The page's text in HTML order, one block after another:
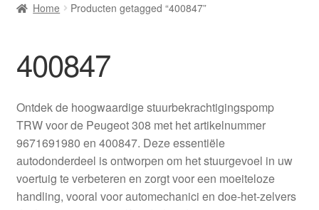
Betalingen
Contact
Kassa
Klachten
Home Producten getagged “400847”
400847
Ontdek de hoogwaardige stuurbekrachtigingspomp
TRW voor de Peugeot 308 met het artikelnummer
9671691980 en 400847. Deze essentiële
autodonderdeel is ontworpen om het stuurgevoel in uw
voertuig te verbeteren en zorgt voor een moeiteloze
handling, vooral voor automechanici en doe-het-zelvers